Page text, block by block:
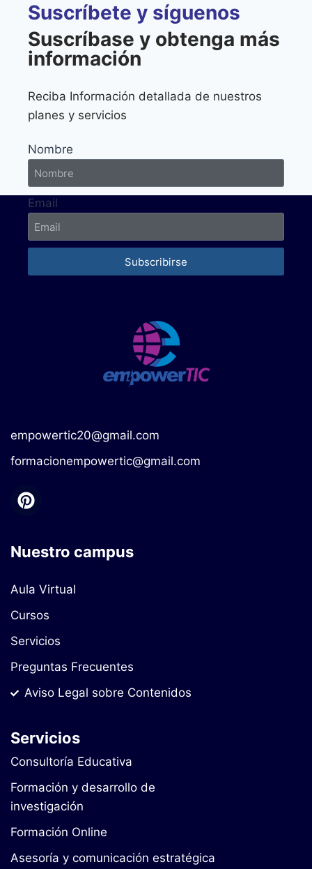
Suscríbete y síguenos
Suscríbase y obtenga más
información
Reciba Información detallada de nuestros
planes y servicios
Nombre
Email
Subscribirse
empowertic20@gmail.com
formacionempowertic@gmail.com
Nuestro campus
Aula Virtual
Cursos
Servicios
Preguntas Frecuentes
Aviso Legal sobre Contenidos
Servicios
Consultoría Educativa
Formación y desarrollo de
investigación
Formación Online
Asesoría y comunicación estratégica